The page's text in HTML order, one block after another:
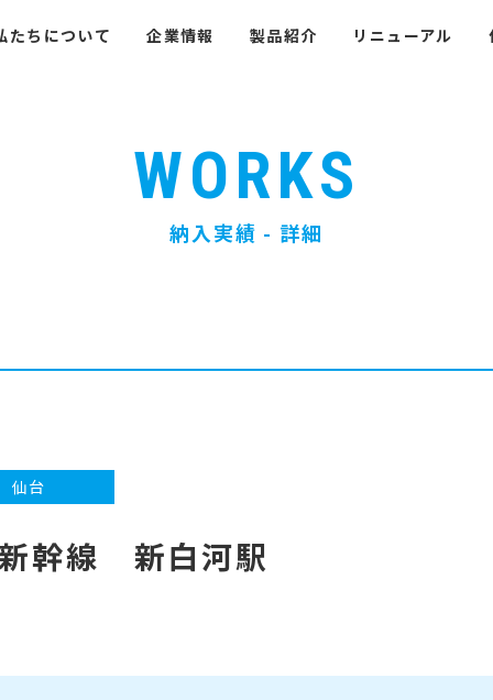
たちについて 企業情報 製品紹介 リニューアル
WORKS
納入実績 - 詳細
仙台
幹線 新白河駅